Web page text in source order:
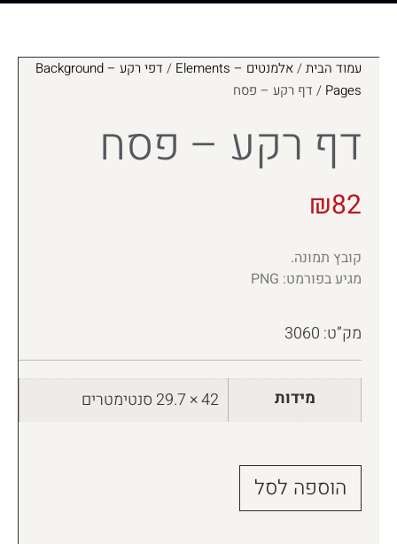
עמוד הבית/אלמנטים – Elements /
דפי רקע – Background
Pages / דף רקע – פסח
דף רקע – פסח
₪82
קובץ תמונה.
מגיע בפורמט: PNG
מק”ט: 3060
מידות 42 × 29.7 סנטימטרים
הוספה לסל